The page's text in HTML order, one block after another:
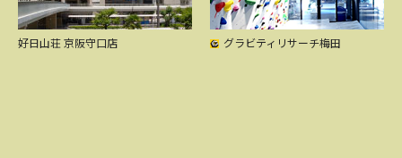
最新情報をお知らせしていきます！
好日山荘 京阪守口店 グラビティリサーチ梅田